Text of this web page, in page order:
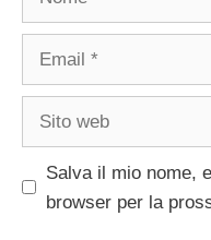
Salva il mio nome,
browser per la